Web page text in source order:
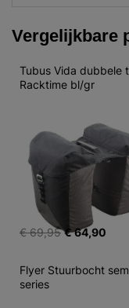
Vergelijkbare
Tubus Vida dubbele
Racktime bl/gr
€ 69,95 € 64,90
Flyer Stuurbocht
series